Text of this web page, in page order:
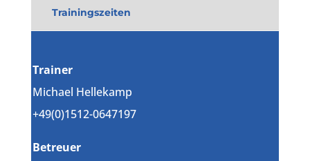
Trainingszeiten
Trainer
Michael Hellekamp
+49(0)1512-0647197
Betreuer